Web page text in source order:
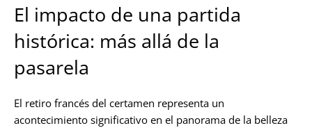
El impacto de una partida
histórica: más allá de la
pasarela
El retiro francés del certamen representa un
acontecimiento significativo en el panorama de la belleza